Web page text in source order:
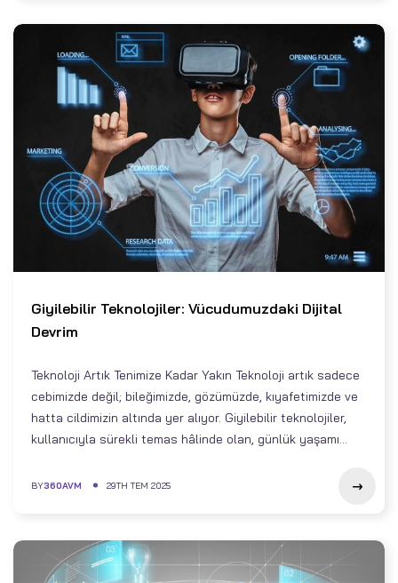
Giyilebilir Teknolojiler: Vücudumuzdaki Dijital
Devrim
Teknoloji Artık Tenimize Kadar Yakın Teknoloji artık sadece
cebimizde değil; bileğimizde, gözümüzde, kıyafetimizde ve
hatta cildimizin altında yer alıyor. Giyilebilir teknolojiler,
kullanıcıyla sürekli temas hâlinde olan, günlük yaşamı...
BY360AVM 29TH TEM 2025